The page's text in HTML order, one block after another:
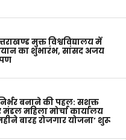
मुक्त विश्वविद्यालय में
का शुभारंभ, सांसद अजय
बनाने की पहल: सशक्त
मंडल महिला मोर्चा कार्यालय
बारह रोजगार योजना’ शुरू